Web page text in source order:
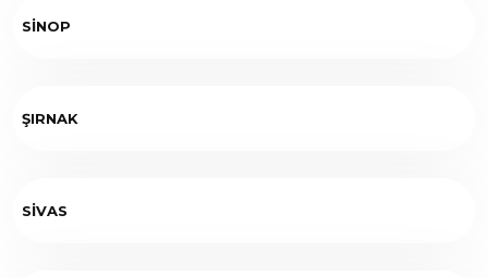
SİNOP
ŞIRNAK
SİVAS